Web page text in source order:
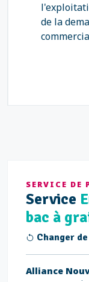
de la
SERVICE DE
Service
bac à
Changer
Alliance